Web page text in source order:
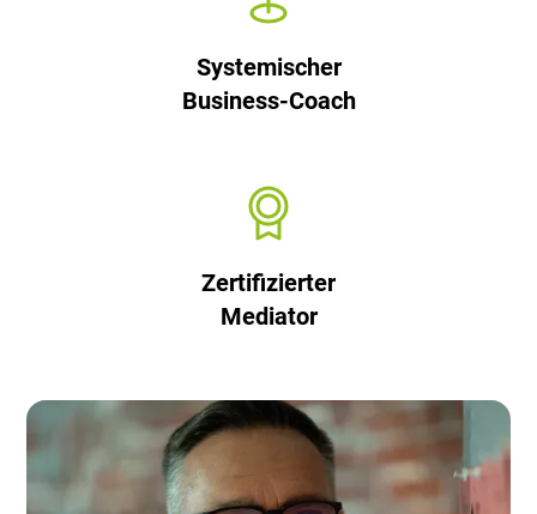
Systemischer
Business-Coach
Zertifizierter
Mediator